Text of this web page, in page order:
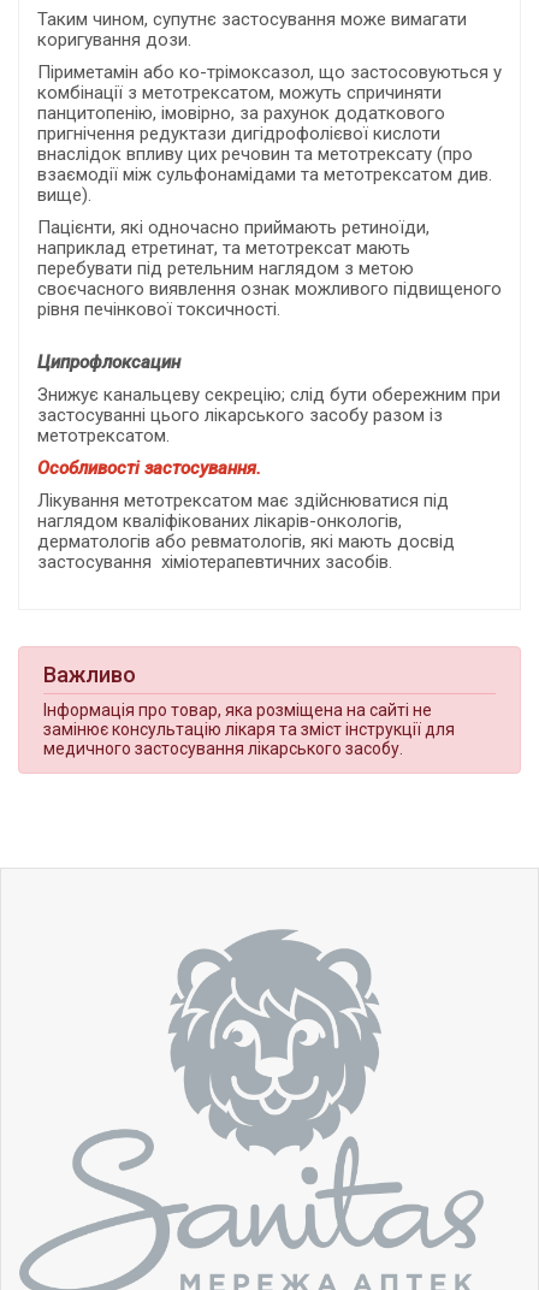
Таким чином, супутнє застосування може вимагати
коригування дози.
Піриметамін або ко-трімоксазол, що застосовуються у
комбінації з метотрексатом, можуть спричиняти
панцитопенію, імовірно, за рахунок додаткового
пригнічення редуктази дигідрофолієвої кислоти
внаслідок впливу цих речовин та метотрексату (про
взаємодії між сульфонамідами та метотрексатом див.
вище).
Пацієнти, які одночасно приймають ретиноїди,
наприклад етретинат, та метотрексат мають
перебувати під ретельним наглядом з метою
своєчасного виявлення ознак можливого підвищеного
рівня печінкової токсичності.
Ципрофлоксацин
Знижує канальцеву секрецію; слід бути обережним при
застосуванні цього лікарського засобу разом із
метотрексатом.
Особливості застосування.
Лікування метотрексатом має здійснюватися під
наглядом кваліфікованих лікарів-онкологів,
дерматологів або ревматологів, які мають досвід
застосування хіміотерапевтичних засобів.
Важливо
Інформація про товар, яка розміщена на сайті не
замінює консультацію лікаря та зміст інструкції для
медичного застосування лікарського засобу.